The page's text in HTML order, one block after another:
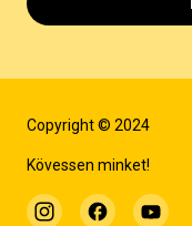
Copyright © 2024
Kövessen minket!